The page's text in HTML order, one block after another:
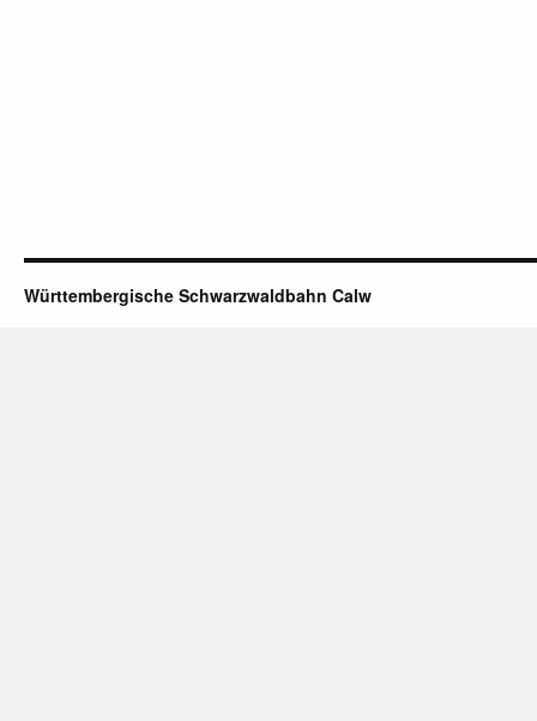
Württembergische Schwarzwaldbahn Calw